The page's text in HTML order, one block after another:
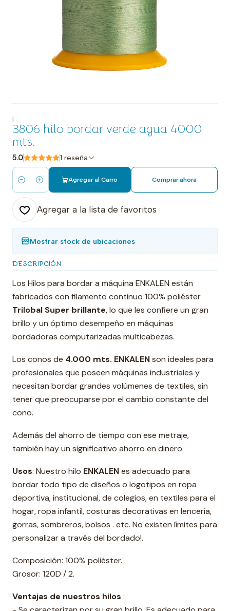
|
3806 hilo bordar verde agua 4000
mts.
5.0 1 reseña
Cantidad
Agregar al Carro Comprar ahora
Agregar a la lista de favoritos
Mostrar stock de ubicaciones
DESCRIPCIÓN
Los Hilos para bordar a máquina ENKALEN están
fabricados con filamento continuo 100% poliéster
Trilobal Super brillante, lo que les confiere un gran
brillo y un óptimo desempeño en máquinas
bordadoras computarizadas multicabezas.
Los conos de 4.000 mts. ENKALENson ideales para
profesionales que poseen máquinas industriales y
necesitan bordar grandes volúmenes de textiles, sin
tener que preocuparse por el cambio constante del
cono.
Además del ahorro de tiempo con ese metraje,
también hay un significativo ahorro en dinero.
Usos: Nuestro hilo ENKALENes adecuado para
bordar todo tipo de diseños o logotipos en ropa
deportiva, institucional, de colegios, en textiles para el
hogar, ropa infantil, costuras decorativas en lencería,
gorras, sombreros, bolsos . etc. No existen límites para
personalizar a través del bordado!.
Composición: 100% poliéster.
Grosor: 120D / 2.
Ventajas de nuestros hilos :